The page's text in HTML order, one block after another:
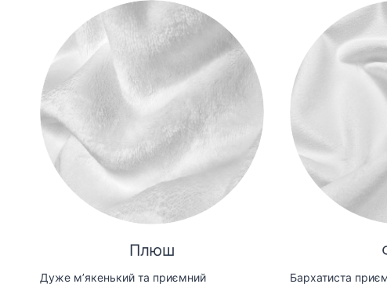
Плюш
Дуже мʼякенький та приємний Бархатиста